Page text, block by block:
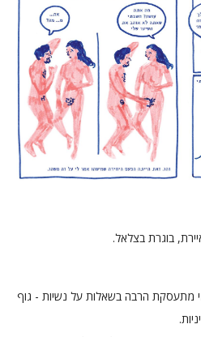
מתעסקת הרבה בשאלות על נשיות - גוף